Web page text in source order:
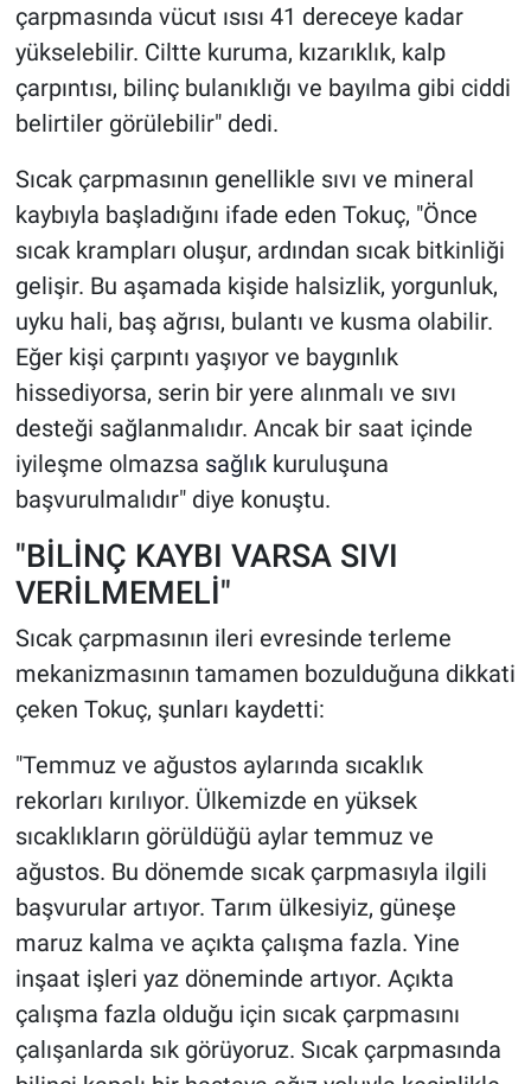
çarpmasında vücut ısısı 41 dereceye kadar
yükselebilir. Ciltte kuruma, kızarıklık, kalp
çarpıntısı, bilinç bulanıklığı ve bayılma gibi ciddi
belirtiler görülebilir" dedi.
Sıcak çarpmasının genellikle sıvı ve mineral
kaybıyla başladığını ifade eden Tokuç, "Önce
sıcak krampları oluşur, ardından sıcak bitkinliği
gelişir. Bu aşamada kişide halsizlik, yorgunluk,
uyku hali, baş ağrısı, bulantı ve kusma olabilir.
Eğer kişi çarpıntı yaşıyor ve baygınlık
hissediyorsa, serin bir yere alınmalı ve sıvı
desteği sağlanmalıdır. Ancak bir saat içinde
iyileşme olmazsa sağlıkkuruluşuna
başvurulmalıdır" diye konuştu.
"BİLİNÇ KAYBI VARSA SIVI
VERİLMEMELİ"
Sıcak çarpmasının ileri evresinde terleme
mekanizmasının tamamen bozulduğuna dikkati
çeken Tokuç, şunları kaydetti:
"Temmuz ve ağustos aylarında sıcaklık
rekorları kırılıyor. Ülkemizde en yüksek
sıcaklıkların görüldüğü aylar temmuz ve
ağustos. Bu dönemde sıcak çarpmasıyla ilgili
başvurular artıyor. Tarım ülkesiyiz, güneşe
maruz kalma ve açıkta çalışma fazla. Yine
inşaat işleri yaz döneminde artıyor. Açıkta
çalışma fazla olduğu için sıcak çarpmasını
çalışanlarda sık görüyoruz. Sıcak çarpmasında